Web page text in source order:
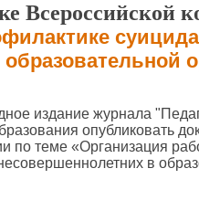
Всероссийской
издание журнала
опубликовать
по теме «Организация
в